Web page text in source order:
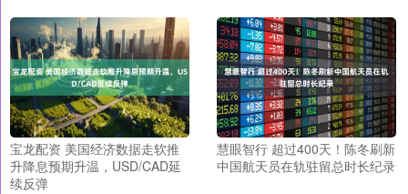
宝龙配资 美国经济数据走软推
升降息预期升温，USD/CAD延
续反弹
慧眼智行 超过400天！陈冬刷新
中国航天员在轨驻留总时长纪录